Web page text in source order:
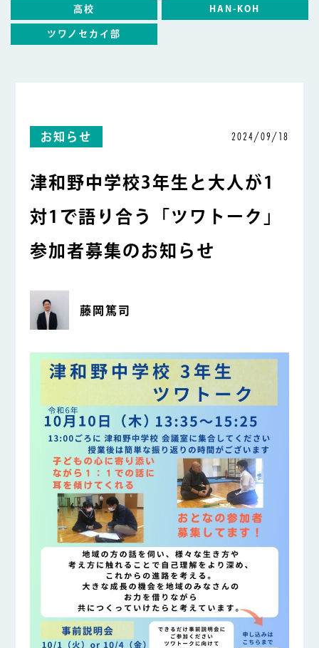
高校 HAN-KOH
ツワノセカイ部
お知らせ 2024/09/18
津和野中学校3年生と大人が1
対1で語り合う「ツワトーク」
参加者募集のお知らせ
藤岡篤司